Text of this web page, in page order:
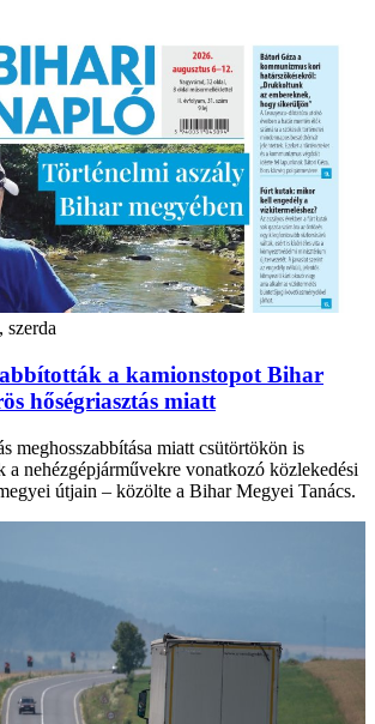
szerda
a kamionstopot Bihar
hőségriasztás miatt
meghosszabbítása miatt csütörtökön is
a nehézgépjárművekre vonatkozó közlekedési
útjain – közölte a Bihar Megyei Tanács.